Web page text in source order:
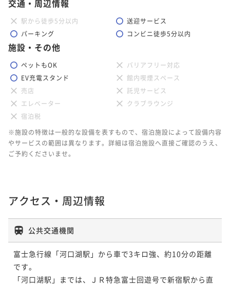
交通・周辺情報
駅から徒歩5分以内
送迎サービス
パーキング
コンビニ徒歩5分以内
施設・その他
ペットもOK
バリアフリー対応
EV充電スタンド
館内喫煙スペース
売店
託児サービス
エレベーター
クラブラウンジ
宿泊税
※施設の特徴は一般的な設備を表すもので、宿泊施設によって設備内容
やサービスの範囲は異なります。詳細は宿泊施設へ直接ご確認のうえ、
ご予約くださいませ。
アクセス・周辺情報
公共交通機関
富士急行線「河口湖駅」から車で3キロ強、約10分の距離
です。
「河口湖駅」までは、ＪＲ特急富士回遊号で新宿駅から直